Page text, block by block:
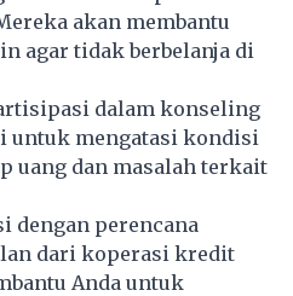
akan membantu
agar tidak berbelanja di
dalam konseling
untuk mengatasi kondisi
uang dan masalah terkait
dengan perencana
dari koperasi kredit
Anda untuk